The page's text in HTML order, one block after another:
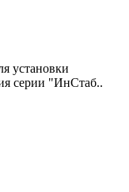
установки
серии "ИнСтаб..